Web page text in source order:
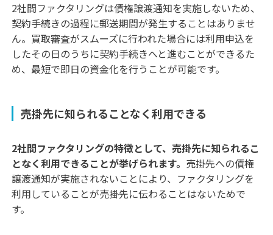
2社間ファクタリングは債権譲渡通知を実施しないため、
契約手続きの過程に郵送期間が発生することはありませ
ん。買取審査がスムーズに行われた場合には利用申込を
したその日のうちに契約手続きへと進むことができるた
め、最短で即日の資金化を行うことが可能です。
売掛先に知られることなく利用できる
2社間ファクタリングの特徴として、売掛先に知られるこ
となく利用できることが挙げられます。 売掛先への債権
譲渡通知が実施されないことにより、ファクタリングを
利用していることが売掛先に伝わることはないためで
す。